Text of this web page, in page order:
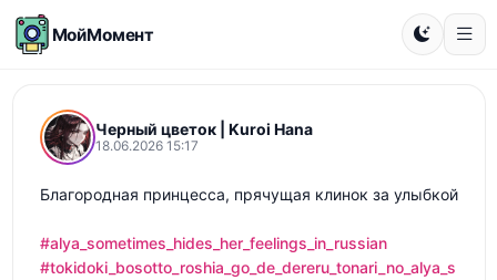
МойМомент
Черный цветок | Kuroi Hana
18.06.2026 15:17
Благородная принцесса, прячущая клинок за улыбкой
#alya_sometimes_hides_her_feelings_in_russian
#tokidoki_bosotto_roshia_go_de_dereru_tonari_no_alya_s